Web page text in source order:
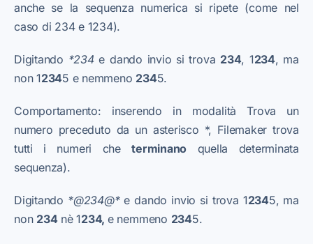
anche se la sequenza numerica si ripete (come nel
caso di 234 e 1234).
Digitando *234e dando invio si trova 234, 1234, ma
non 12345 e nemmeno 2345.
Comportamento: inserendo in modalità Trova un
numero preceduto da un asterisco *, Filemaker trova
tutti i numeri cheterminano quella determinata
sequenza).
Digitando *@234@*e dando invio si trova 12345, ma
non 234 nè 1234, e nemmeno 2345.